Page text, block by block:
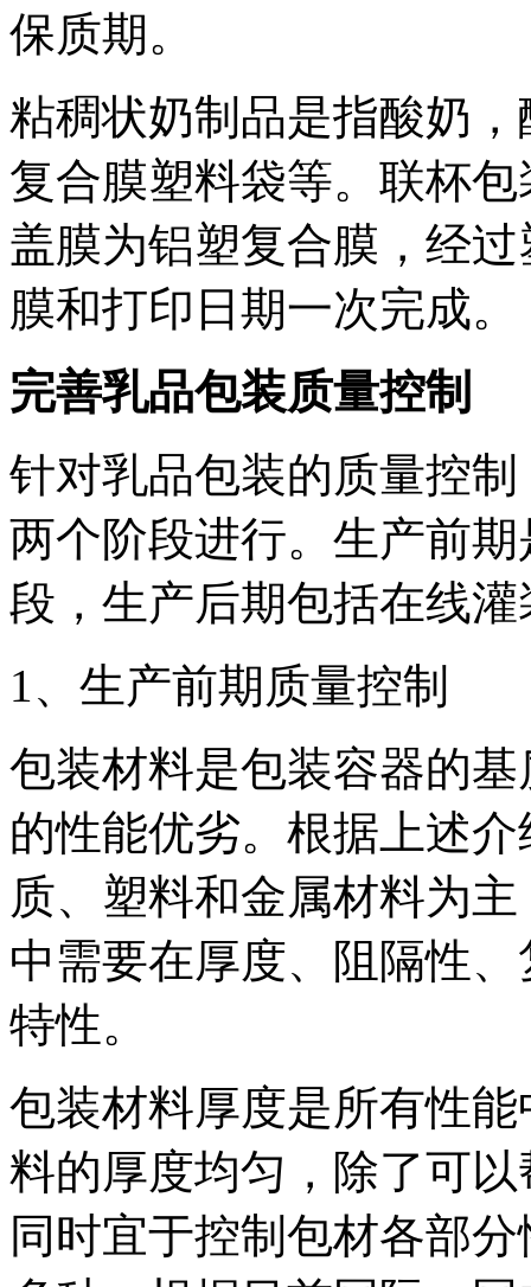
保质期。
粘稠状奶制品是指酸奶
复合膜塑料袋等。联杯
盖膜为铝塑复合膜，经
膜和打印日期一次完成。
完善乳品包装质量控制
针对乳品包装的质量控
两个阶段进行。生产前
段，生产后期包括在线
1、生产前期质量控制
包装材料是包装容器的
的性能优劣。根据上述
质、塑料和金属材料为
中需要在厚度、阻隔性
特性。
包装材料厚度是所有性
料的厚度均匀，除了可
同时宜于控制包材各部